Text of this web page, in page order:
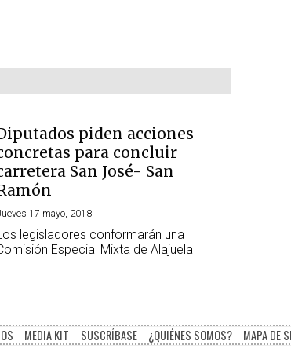
piden acciones
para concluir
San José- San
17 mayo, 2018
legisladores conformarán una
Especial Mixta de Alajuela
MEDIA KIT SUSCRÍBASE ¿QUIÉNES SOMOS? MAPA DE